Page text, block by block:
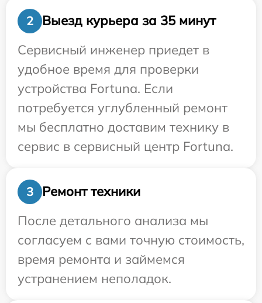
2
Выезд курьера за 35 минут
Сервисный инженер приедет в
удобное время для проверки
устройства Fortuna. Если
потребуется углубленный ремонт
мы бесплатно доставим технику в
сервис в сервисный центр Fortuna.
3
Ремонт техники
После детального анализа мы
согласуем с вами точную стоимость,
время ремонта и займемся
устранением неполадок.